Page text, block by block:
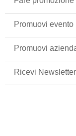
Promuovi evento
Promuovi
Ricevi Newsletter